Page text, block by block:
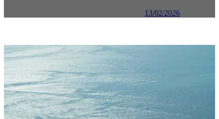
13/02/2026